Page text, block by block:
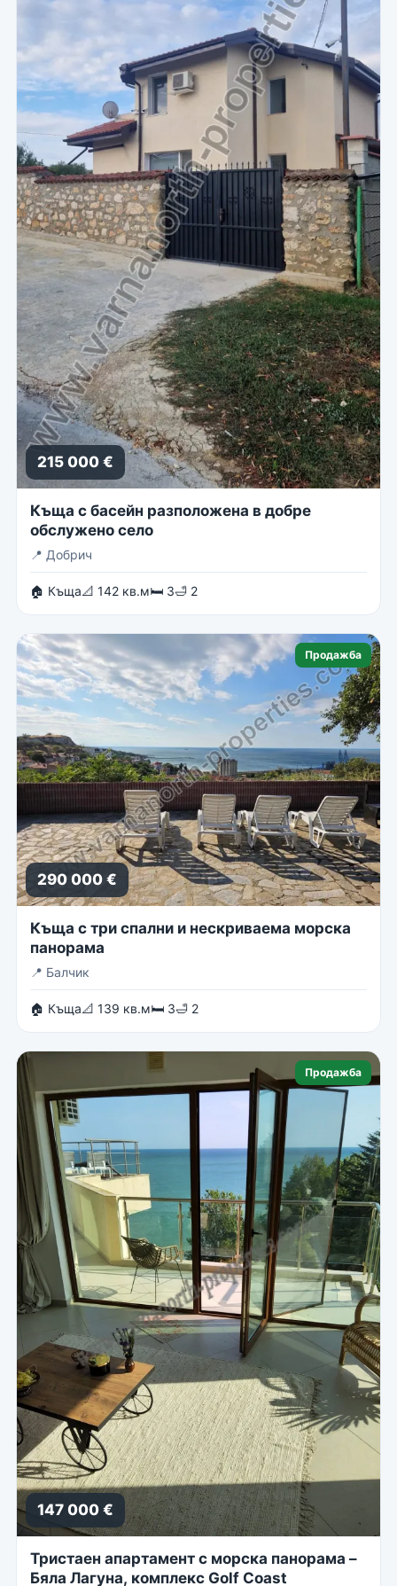
215 000 €
Къща с басейн разположена в добре
обслужено село
📍 Добрич
🏠 Къща📐 142 кв.м🛏 3🛁 2
Продажба
290 000 €
Къща с три спални и нескриваема морска
панорама
📍 Балчик
🏠 Къща📐 139 кв.м🛏 3🛁 2
Продажба
147 000 €
Тристаен апартамент с морска панорама –
Бяла Лагуна, комплекс Golf Coast